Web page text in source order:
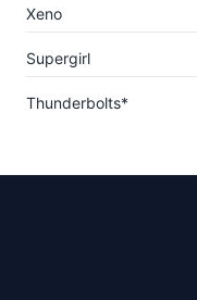
Xeno
Supergirl
Thunderbolts*